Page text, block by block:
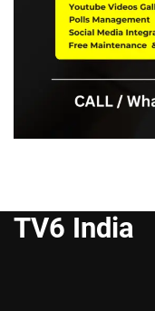
TV6 India